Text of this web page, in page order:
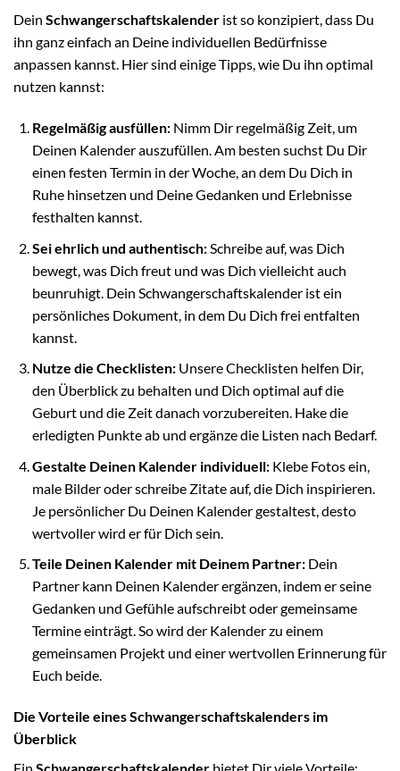
Dein Schwangerschaftskalender ist so konzipiert, dass Du
ihn ganz einfach an Deine individuellen Bedürfnisse
anpassen kannst. Hier sind einige Tipps, wie Du ihn optimal
nutzen kannst:
Regelmäßig ausfüllen:Nimm Dir regelmäßig Zeit, um
Deinen Kalender auszufüllen. Am besten suchst Du Dir
einen festen Termin in der Woche, an dem Du Dich in
Ruhe hinsetzen und Deine Gedanken und Erlebnisse
festhalten kannst.
Sei ehrlich und authentisch:Schreibe auf, was Dich
bewegt, was Dich freut und was Dich vielleicht auch
beunruhigt. Dein Schwangerschaftskalender ist ein
persönliches Dokument, in dem Du Dich frei entfalten
kannst.
Nutze die Checklisten:Unsere Checklisten helfen Dir,
den Überblick zu behalten und Dich optimal auf die
Geburt und die Zeit danach vorzubereiten. Hake die
erledigten Punkte ab und ergänze die Listen nach Bedarf.
Gestalte Deinen Kalender individuell:Klebe Fotos ein,
male Bilder oder schreibe Zitate auf, die Dich inspirieren.
Je persönlicher Du Deinen Kalender gestaltest, desto
wertvoller wird er für Dich sein.
Teile Deinen Kalender mit Deinem Partner:Dein
Partner kann Deinen Kalender ergänzen, indem er seine
Gedanken und Gefühle aufschreibt oder gemeinsame
Termine einträgt. So wird der Kalender zu einem
gemeinsamen Projekt und einer wertvollen Erinnerung für
Euch beide.
Die Vorteile eines Schwangerschaftskalenders im
Überblick